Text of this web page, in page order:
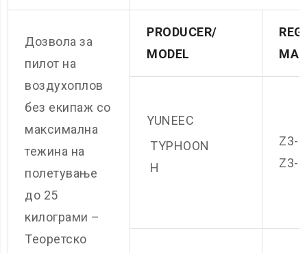
Дозвола за
пилот на
воздухоплов
без екипаж со
максимална
тежина на
полетување
до 25
килограми –
Теоретско
PRODUCER/
MODEL
YUNEEC
TYPHOON
H
Z3-
Z3-